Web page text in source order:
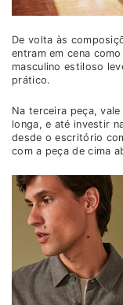
De volta às
entram em cena
masculino estiloso
prático.
Na terceira peça,
longa, e até investir
desde o escritório
com a peça de cima